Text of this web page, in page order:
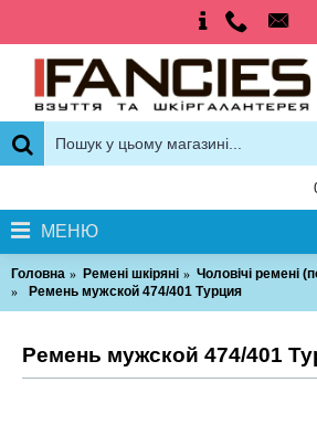
МЕНЮ
Головна Ремені шкіряні
Чоловічі ремені
Ремень мужской 474/401 Турция
Ремень мужской 474/401